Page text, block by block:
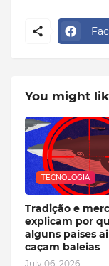
You might
TECNOLOGIA
Tradição e
explicam por
alguns países
caçam baleias
July 06, 2026